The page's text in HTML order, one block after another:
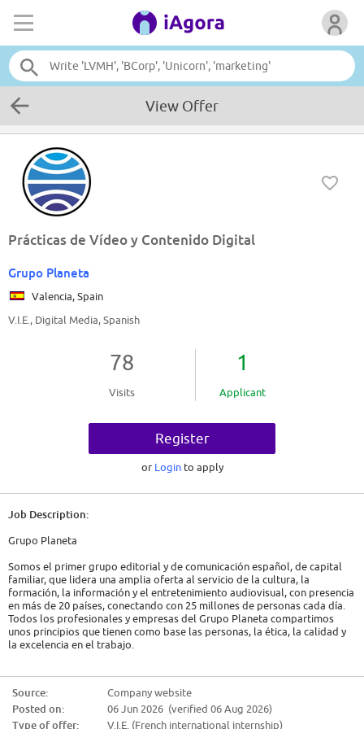
View Offer
Prácticas de Vídeo y Contenido Digital
Grupo Planeta
Valencia, Spain
V.I.E., Digital Media, Spanish
78
Visits
1
Applicant
Register
or Login to apply
Job Description:
Grupo Planeta
Somos el primer grupo editorial y de comunicación español, de capital
familiar, que lidera una amplia oferta al servicio de la cultura, la
formación, la información y el entretenimiento audiovisual, con presencia
en más de 20 países, conectando con 25 millones de personas cada día.
Todos los profesionales y empresas del Grupo Planeta compartimos
unos principios que tienen como base las personas, la ética, la calidad y
la excelencia en el trabajo.
Descripción de la oferta
Desde Grupo Planeta nos encontramos en la búsqueda de un/a
Source:
Company website
Posted on:
06 Jun 2026 (verified 06 Aug 2026)
Type of offer:
V.I.E. (French international internship)